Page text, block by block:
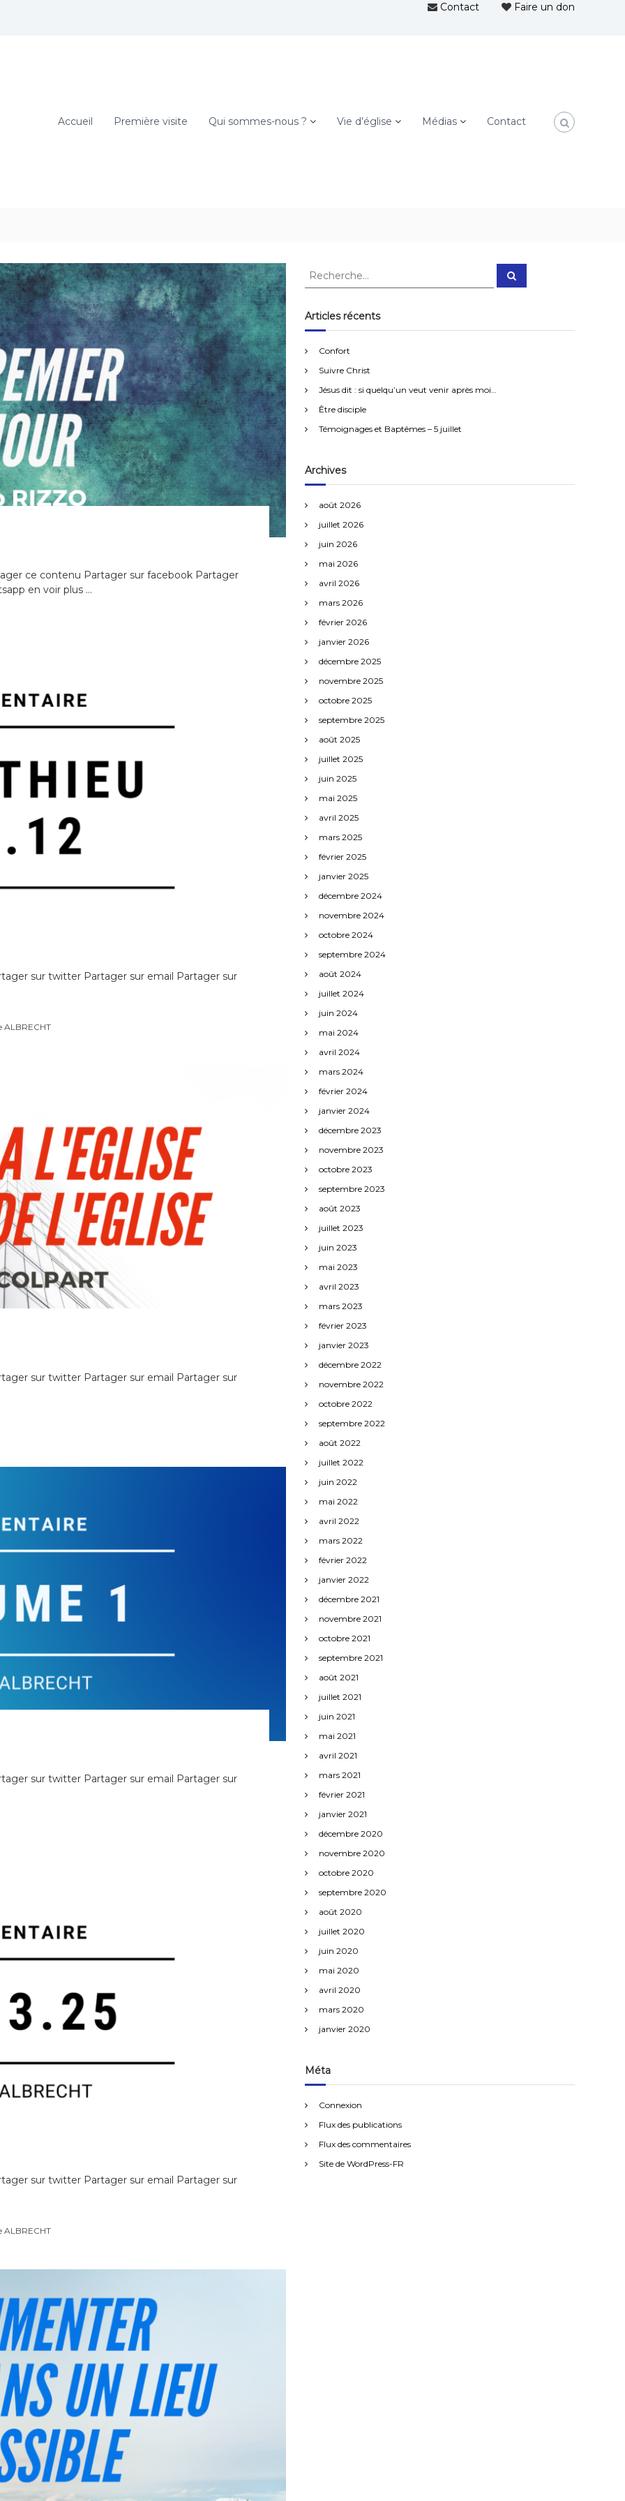
Contact Faire un don
Accueil Première visite Qui sommes-nous ? Vie d’église Médias Contact
ce contenu Partager sur facebook Partager
en voir plus …
sur twitter Partager sur email Partager sur
ALBRECHT
sur twitter Partager sur email Partager sur
sur twitter Partager sur email Partager sur
sur twitter Partager sur email Partager sur
ALBRECHT
R
h
e
c
h
e
:
R
e
c
Articles récents
Confort
Suivre Christ
Jésus dit : si quelqu’un veut venir après moi…
Être disciple
Témoignages et Baptêmes – 5 juillet
Archives
août 2026
juillet 2026
juin 2026
mai 2026
avril 2026
mars 2026
février 2026
janvier 2026
décembre 2025
novembre 2025
octobre 2025
septembre 2025
août 2025
juillet 2025
juin 2025
mai 2025
avril 2025
mars 2025
février 2025
janvier 2025
décembre 2024
novembre 2024
octobre 2024
septembre 2024
août 2024
juillet 2024
juin 2024
mai 2024
avril 2024
mars 2024
février 2024
janvier 2024
décembre 2023
novembre 2023
octobre 2023
septembre 2023
août 2023
juillet 2023
juin 2023
mai 2023
avril 2023
mars 2023
février 2023
janvier 2023
décembre 2022
novembre 2022
octobre 2022
septembre 2022
août 2022
juillet 2022
juin 2022
mai 2022
avril 2022
mars 2022
février 2022
janvier 2022
décembre 2021
novembre 2021
octobre 2021
septembre 2021
août 2021
juillet 2021
juin 2021
mai 2021
avril 2021
mars 2021
février 2021
janvier 2021
décembre 2020
novembre 2020
octobre 2020
septembre 2020
août 2020
juillet 2020
juin 2020
mai 2020
avril 2020
mars 2020
janvier 2020
Méta
Connexion
Flux des publications
Flux des commentaires
Site de WordPress-FR